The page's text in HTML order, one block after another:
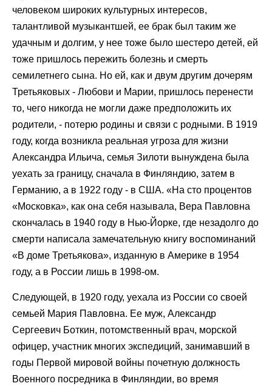
человеком широких культурных интересов,
талантливой музыкантшей, ее брак был таким же
удачным и долгим, у нее тоже было шестеро детей, ей
тоже пришлось пережить болезнь и смерть
семилетнего сына. Но ей, как и двум другим дочерям
Третьяковых - Любови и Марии, пришлось перенести
то, чего никогда не могли даже предположить их
родители, - потерю родины и связи с родными. В 1919
году, когда возникла реальная угроза для жизни
Александра Ильича, семья Зилоти вынуждена была
уехать за границу, сначала в Финляндию, затем в
Германию, а в 1922 году - в США. «На сто процентов
«Московка», как она себя называла, Вера Павловна
скончалась в 1940 году в Нью-Йорке, где незадолго до
смерти написала замечательную книгу воспоминаний
«В доме Третьякова», изданную в Америке в 1954
году, а в России лишь в 1998-ом.
Следующей, в 1920 году, уехала из России со своей
семьей Мария Павловна. Ее муж, Александр
Сергеевич Боткин, потомственный врач, морской
офицер, участник многих экспедиций, занимавший в
годы Первой мировой войны почетную должность
Военного посредника в Финляндии, во время